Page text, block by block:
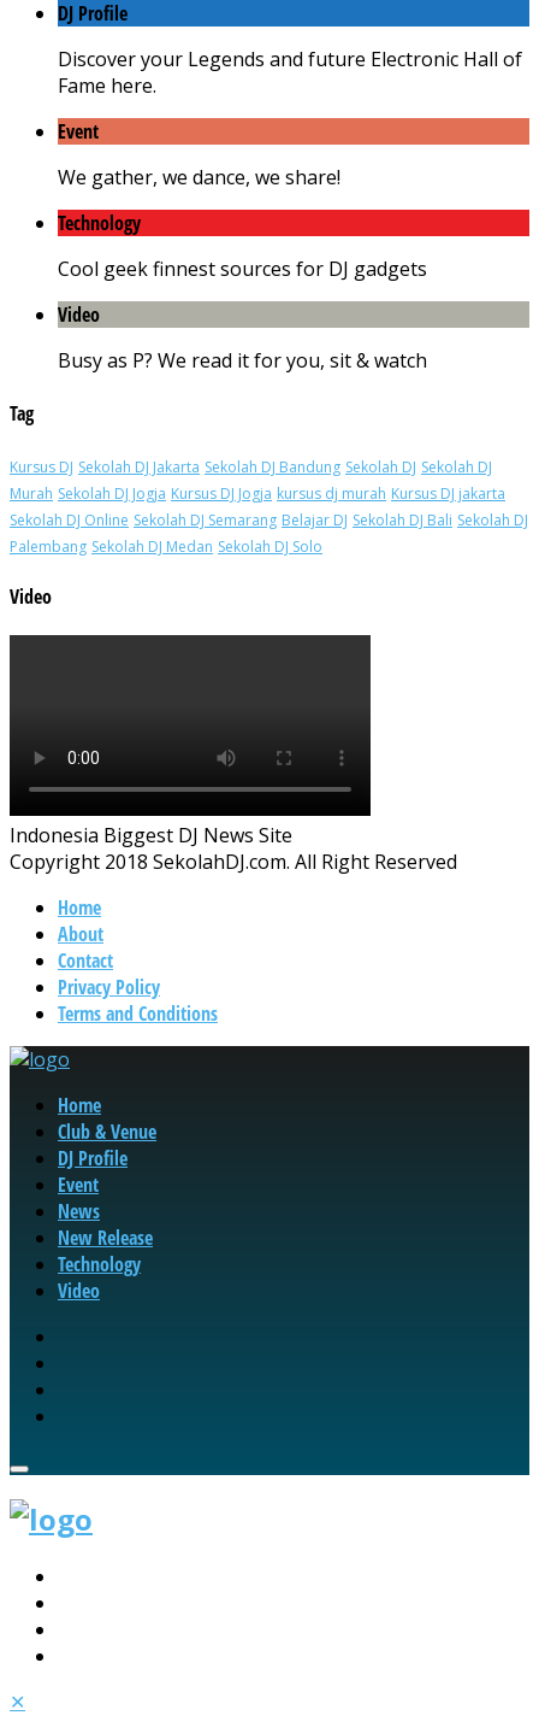
DJ Profile
Discover your Legends and future Electronic Hall of
Fame here.
Event
We gather, we dance, we share!
Technology
Cool geek finnest sources for DJ gadgets
Video
Busy as P? We read it for you, sit & watch
Tag
Kursus DJ Sekolah DJ Jakarta Sekolah DJ Bandung Sekolah DJ Sekolah DJ
Murah Sekolah DJ Jogja Kursus DJ Jogja kursus dj murah Kursus DJ jakarta
Sekolah DJ Online Sekolah DJ Semarang Belajar DJ Sekolah DJ Bali Sekolah DJ
Palembang Sekolah DJ Medan Sekolah DJ Solo
Video
Indonesia Biggest DJ News Site
Copyright 2018 SekolahDJ.com. All Right Reserved
Home
About
Contact
Privacy Policy
Terms and Conditions
Home
Club & Venue
DJ Profile
Event
News
New Release
Technology
Video
✕